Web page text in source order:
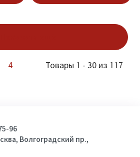
4 Товары 1 - 30 из 117
96
Волгоградский пр.,